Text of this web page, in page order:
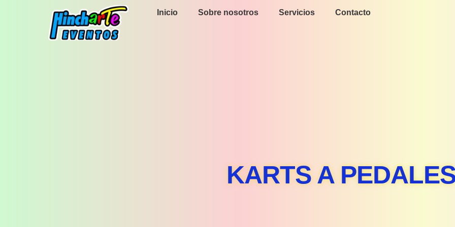
Inicio Sobre nosotros Servicios Contacto
KARTS A